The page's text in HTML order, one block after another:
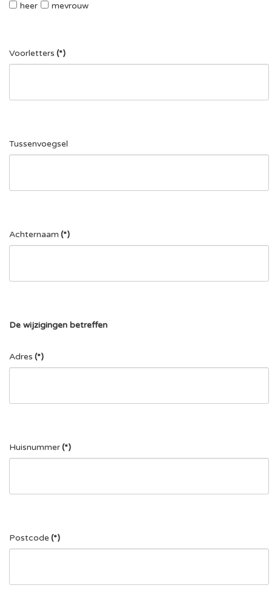
heer
mevrouw
Voorletters (*)
Tussenvoegsel
Achternaam (*)
De wijzigingen betreffen
Adres (*)
Huisnummer(*)
Postcode (*)